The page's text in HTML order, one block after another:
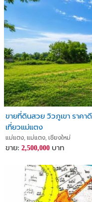
ขายที่ดินสวย วิวภูเขา ราคา
เที่ยวแม่แตง
แม่แตง, แม่แตง, เชียงใหม่
ขาย: 2,500,000 บาท